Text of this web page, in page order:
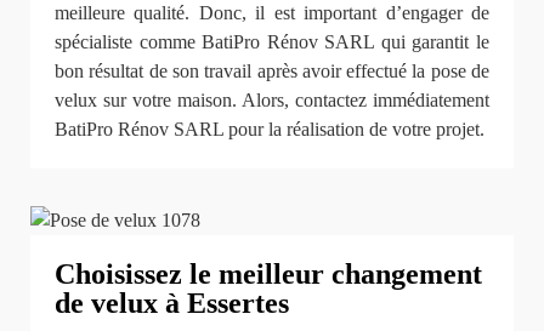
meilleure qualité. Donc, il est important d’engager de
spécialiste comme BatiPro Rénov SARL qui garantit le
bon résultat de son travail après avoir effectué la pose de
velux sur votre maison. Alors, contactez immédiatement
BatiPro Rénov SARL pour la réalisation de votre projet.
Choisissez le meilleur changement
de velux à Essertes